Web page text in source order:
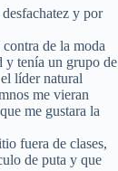
y por
de la moda
y tenía un grupo de
líder natural
me vieran
me gustara la
fuera de clases,
de puta y que